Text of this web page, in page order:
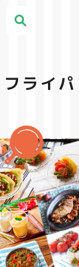
フライ